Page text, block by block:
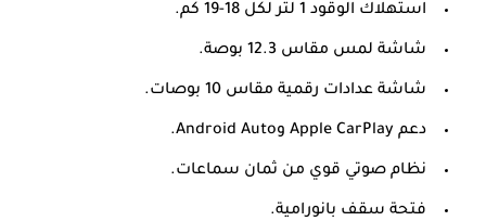
استهلاك الوقود 1 لتر لكل 18-19 كم.
شاشة لمس مقاس 12.3 بوصة.
شاشة عدادات رقمية مقاس 10 بوصات.
دعم Apple CarPlay وAndroid Auto.
نظام صوتي قوي من ثمان سماعات.
فتحة سقف بانورامية.